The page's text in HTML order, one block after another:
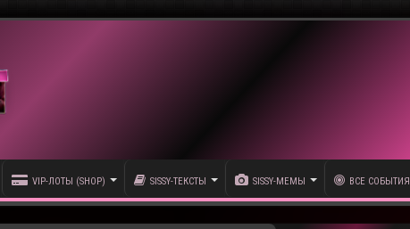
VIP-ЛОТЫ (SHOP) SISSY-ТЕКСТЫ SISSY-МЕМЫ ВСЕ СОБЫТИЯ